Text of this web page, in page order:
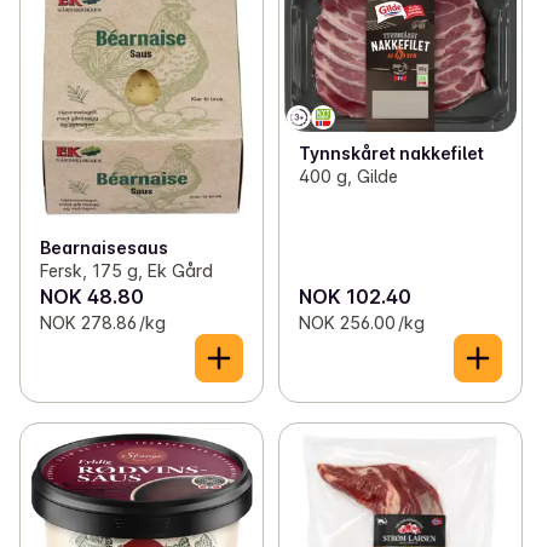
Bearnaisesaus
Fersk, 175 g, Ek Gård
NOK 48.80
NOK 278.86 /kg
Tynnskåret nakkefilet
400 g, Gilde
NOK 102.40
NOK 256.00 /kg